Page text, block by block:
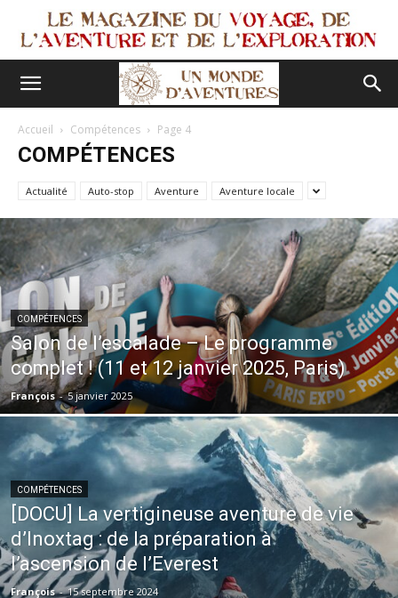
Accueil Compétences Page 4
COMPÉTENCES
Actualité Auto-stop Aventure Aventure locale
COMPÉTENCES
Salon de l’escalade – Le programme
complet ! (11 et 12 janvier 2025, Paris)
François - 5 janvier 2025
COMPÉTENCES
[DOCU] La vertigineuse aventure de vie
d’Inoxtag : de la préparation à
l’ascension de l’Everest
François - 15 septembre 2024